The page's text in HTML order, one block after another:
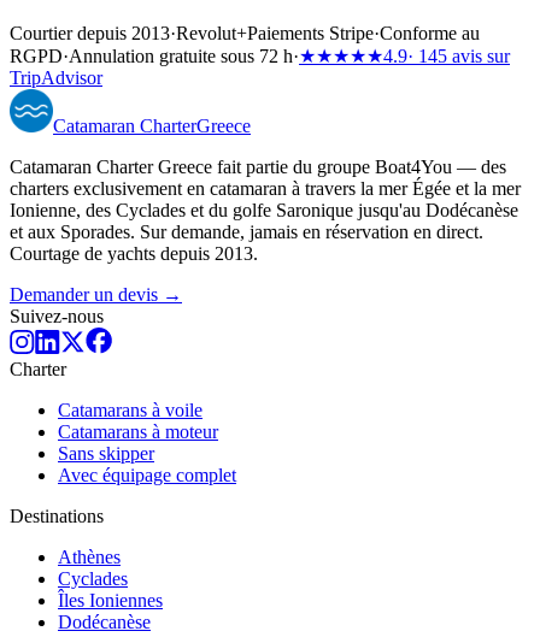
Courtier depuis 2013·Revolut+Paiements Stripe·Conforme au
RGPD·Annulation gratuite sous 72 h·★★★★★4.9· 145 avis sur
TripAdvisor
Catamaran CharterGreece
Catamaran Charter Greece fait partie du groupe Boat4You — des
charters exclusivement en catamaran à travers la mer Égée et la mer
Ionienne, des Cyclades et du golfe Saronique jusqu'au Dodécanèse
et aux Sporades. Sur demande, jamais en réservation en direct.
Courtage de yachts depuis 2013.
Demander un devis →
Suivez-nous
Charter
Catamarans à voile
Catamarans à moteur
Sans skipper
Avec équipage complet
Destinations
Athènes
Cyclades
Îles Ioniennes
Dodécanèse